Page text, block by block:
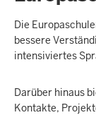
Die
bessere
intensiviertes
Darüber hinaus
Kontakte,